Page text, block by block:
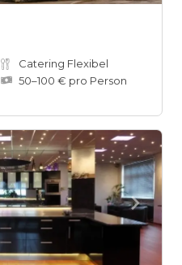
Catering Flexibel
50–100 € pro Person